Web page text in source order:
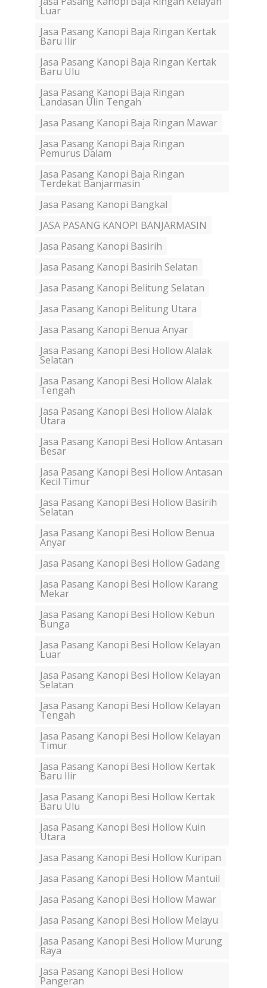
Luar
Jasa Pasang Kanopi Baja Ringan Kertak
Baru Ilir
Jasa Pasang Kanopi Baja Ringan Kertak
Baru Ulu
Jasa Pasang Kanopi Baja Ringan
Landasan Ulin Tengah
Jasa Pasang Kanopi Baja Ringan Mawar
Jasa Pasang Kanopi Baja Ringan
Pemurus Dalam
Jasa Pasang Kanopi Baja Ringan
Terdekat Banjarmasin
Jasa Pasang Kanopi Bangkal
JASA PASANG KANOPI BANJARMASIN
Jasa Pasang Kanopi Basirih
Jasa Pasang Kanopi Basirih Selatan
Jasa Pasang Kanopi Belitung Selatan
Jasa Pasang Kanopi Belitung Utara
Jasa Pasang Kanopi Benua Anyar
Jasa Pasang Kanopi Besi Hollow Alalak
Selatan
Jasa Pasang Kanopi Besi Hollow Alalak
Tengah
Jasa Pasang Kanopi Besi Hollow Alalak
Utara
Jasa Pasang Kanopi Besi Hollow Antasan
Besar
Jasa Pasang Kanopi Besi Hollow Antasan
Kecil Timur
Jasa Pasang Kanopi Besi Hollow Basirih
Selatan
Jasa Pasang Kanopi Besi Hollow Benua
Anyar
Jasa Pasang Kanopi Besi Hollow Gadang
Jasa Pasang Kanopi Besi Hollow Karang
Mekar
Jasa Pasang Kanopi Besi Hollow Kebun
Bunga
Jasa Pasang Kanopi Besi Hollow Kelayan
Luar
Jasa Pasang Kanopi Besi Hollow Kelayan
Selatan
Jasa Pasang Kanopi Besi Hollow Kelayan
Tengah
Jasa Pasang Kanopi Besi Hollow Kelayan
Timur
Jasa Pasang Kanopi Besi Hollow Kertak
Baru Ilir
Jasa Pasang Kanopi Besi Hollow Kertak
Baru Ulu
Jasa Pasang Kanopi Besi Hollow Kuin
Utara
Jasa Pasang Kanopi Besi Hollow Kuripan
Jasa Pasang Kanopi Besi Hollow Mantuil
Jasa Pasang Kanopi Besi Hollow Mawar
Jasa Pasang Kanopi Besi Hollow Melayu
Jasa Pasang Kanopi Besi Hollow Murung
Raya
Jasa Pasang Kanopi Besi Hollow
Pangeran